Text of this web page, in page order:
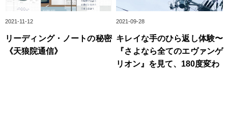
2021-11-12
リーディング・ノートの秘密
《天狼院通信》
2021-09-28
キレイな手のひら返し体験〜
『さよなら全てのエヴァンゲ
リオン』を見て、180度変わ